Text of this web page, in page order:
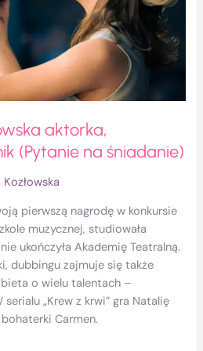
aktorka,
(Pytanie na śniadanie)
pierwszą nagrodę w konkursie
muzycznej, studiowała
ukończyła Akademię Teatralną.
dubbingu zajmuje się także
o wielu talentach –
serialu „Krew z krwi” gra Natalię
Carmen.